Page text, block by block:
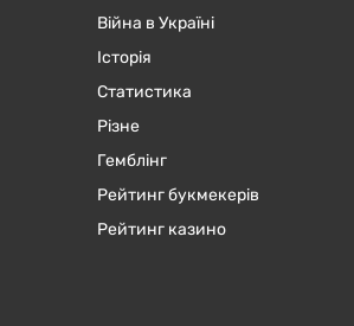
Війна в Україні
Історія
Статистика
Різне
Гемблінг
Рейтинг букмекерів
Рейтинг казино